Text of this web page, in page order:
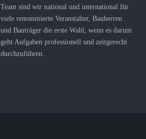
Team sind wir national und international für
viele renommierte Veranstalter, Bauherren
und Bauträger die erste Wahl, wenn es darum
geht Aufgaben professionell und zeitgerecht
durchzuführen.